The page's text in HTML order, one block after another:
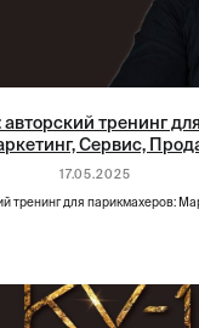
тренинг
Сервис,
17.05.2025
тренинг для парикмахеров: